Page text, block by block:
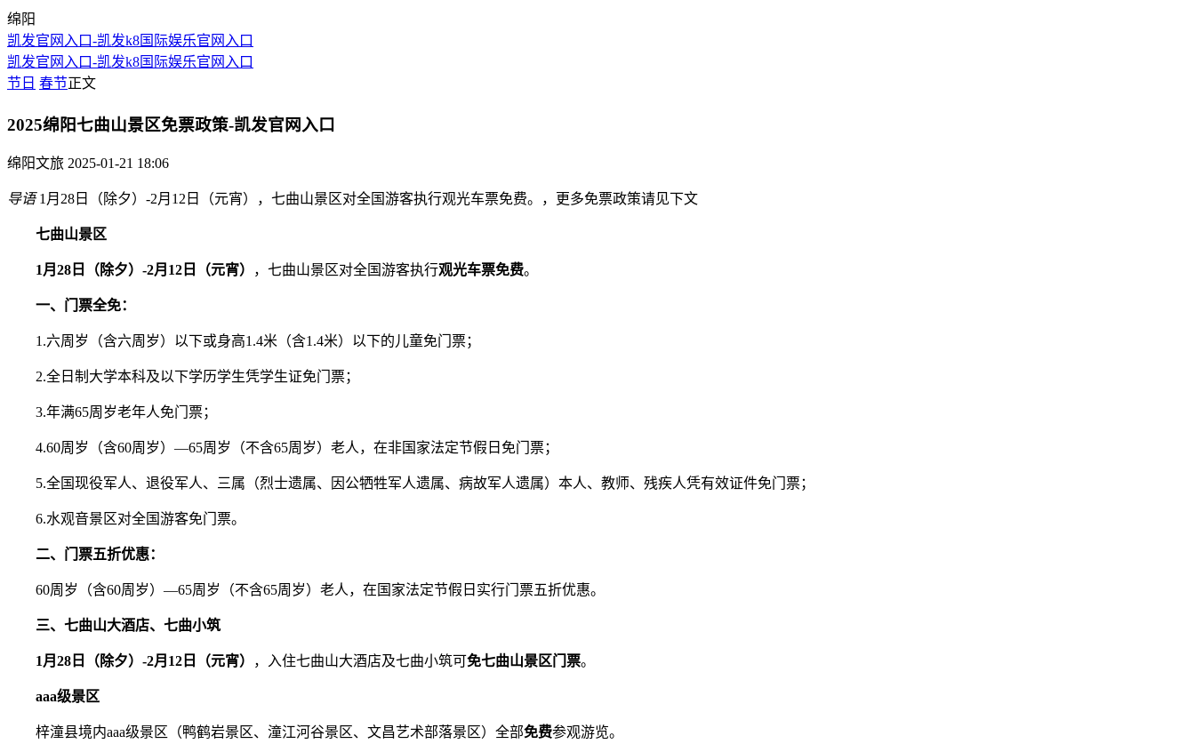
绵阳
凯发官网入口-凯发k8国际娱乐官网入口
凯发官网入口-凯发k8国际娱乐官网入口
节日 春节正文
2025绵阳七曲山景区免票政策-凯发官网入口
绵阳文旅 2025-01-21 18:06
导语1月28日（除夕）-2月12日（元宵），七曲山景区对全国游客执行观光车票免费。，更多免票政策请见下文
七曲山景区
1月28日（除夕）-2月12日（元宵） ，七曲山景区对全国游客执行观光车票免费。
一、门票全免：
1.六周岁（含六周岁）以下或身高1.4米（含1.4米）以下的儿童免门票；
2.全日制大学本科及以下学历学生凭学生证免门票；
3.年满65周岁老年人免门票；
4.60周岁（含60周岁）—65周岁（不含65周岁）老人，在非国家法定节假日免门票；
5.全国现役军人、退役军人、三属（烈士遗属、因公牺牲军人遗属、病故军人遗属）本人、教师、残疾人凭有效证件免门票；
6.水观音景区对全国游客免门票。
二、门票五折优惠：
60周岁（含60周岁）—65周岁（不含65周岁）老人，在国家法定节假日实行门票五折优惠。
三、 七曲山大酒店、七曲小筑
1月28日（除夕）-2月12日（元宵） ，入住七曲山大酒店及七曲小筑可免七曲山景区门票。
aaa级景区
梓潼县境内aaa级景区（鸭鹤岩景区、潼江河谷景区、文昌艺术部落景区）全部免费参观游览。